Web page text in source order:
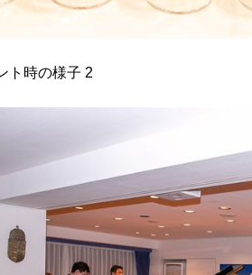
ト時の様子 2